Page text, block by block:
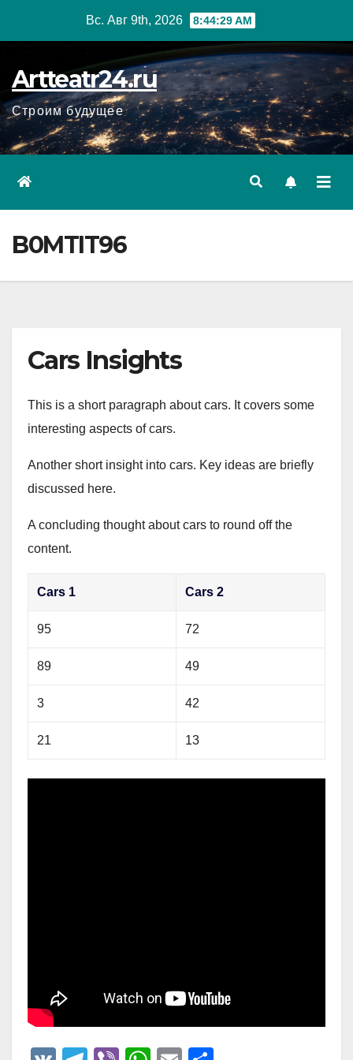
Вс. Авг 9th, 2026 8:44:30 AM
Artteatr24.ru
Строим будущее
B0MTIT96
Cars Insights
This is a short paragraph about cars. It covers some
interesting aspects of cars.
Another short insight into cars. Key ideas are briefly
discussed here.
A concluding thought about cars to round off the
content.
Cars 1 Cars 2
95 72
89 49
3 42
21 13